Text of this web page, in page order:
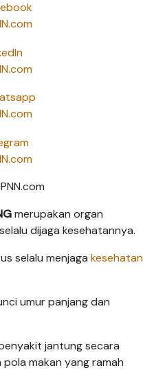
merupakan organ
dijaga kesehatannya.
selalu menjaga kesehatan
umur panjang dan
jantung secara
makan yang ramah